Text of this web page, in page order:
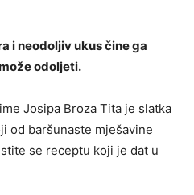
i neodoljiv ukus čine ga
odoljeti.
Josipa Broza Tita je slatka
od baršunaste mješavine
se receptu koji je dat u